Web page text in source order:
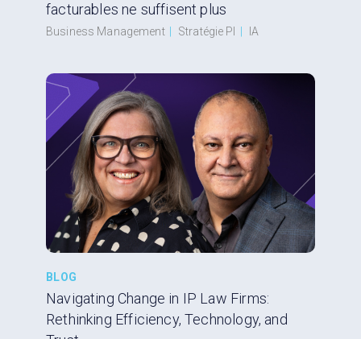
facturables ne suffisent plus
Business Management Stratégie PI IA
BLOG
Navigating Change in IP Law Firms:
Rethinking Efficiency, Technology, and